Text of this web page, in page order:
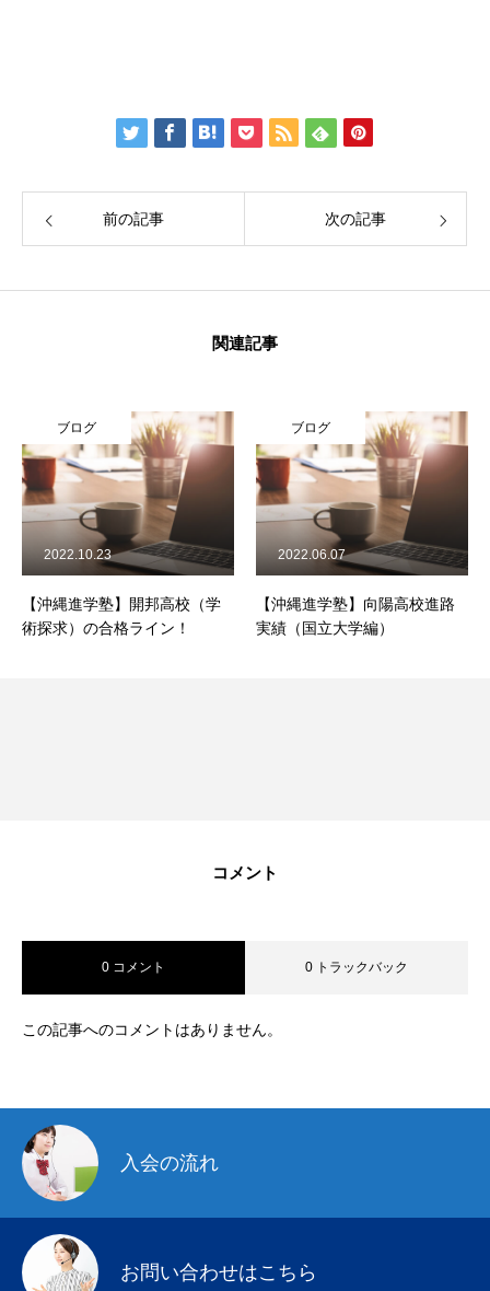
前の記事 次の記事
関連記事
ブログ
【沖縄進学塾】開邦高校（学
術探求）の合格ライン！
2022.10.23
ブログ
【沖縄進学塾】向陽高校進路
実績（国立大学編）
2022.06.07
コメント
0 コメント 0 トラックバック
この記事へのコメントはありません。
入会の流れ
お問い合わせはこちら